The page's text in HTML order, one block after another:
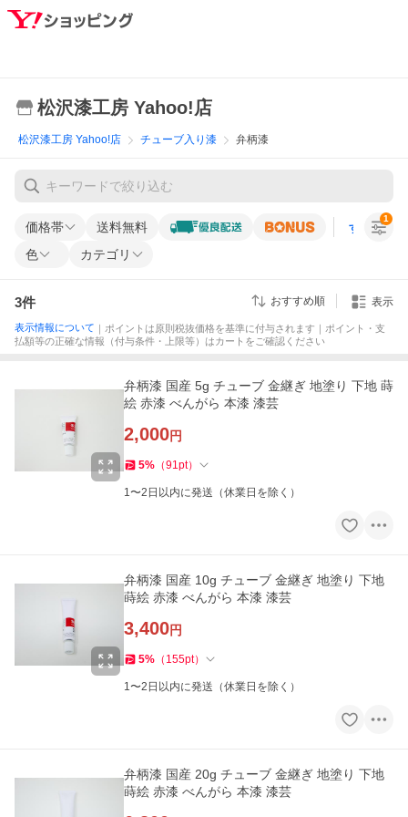
松沢漆工房 Yahoo!店
松沢漆工房 Yahoo!店 チューブ入り漆 弁柄漆
価格帯 送料無料 すべての条
色 カテゴリ
1
3件 おすすめ順 表示
表示情報について ｜ポイントは原則税抜価格を基準に付与されます｜ポイント・支
払額等の正確な情報（付与条件・上限等）はカートをご確認ください
弁柄漆 国産 5g チューブ 金継ぎ 地塗り 下地 蒔
絵 赤漆 べんがら 本漆 漆芸
2,000円
5% （91pt）
1〜2日以内に発送（休業日を除く）
弁柄漆 国産 10g チューブ 金継ぎ 地塗り 下地
蒔絵 赤漆 べんがら 本漆 漆芸
3,400円
5% （ 155pt）
1〜2日以内に発送（休業日を除く）
弁柄漆 国産 20g チューブ 金継ぎ 地塗り 下地
蒔絵 赤漆 べんがら 本漆 漆芸